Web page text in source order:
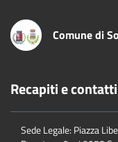
Comune di
Recapiti e contatti
Sede Legale: Piazza